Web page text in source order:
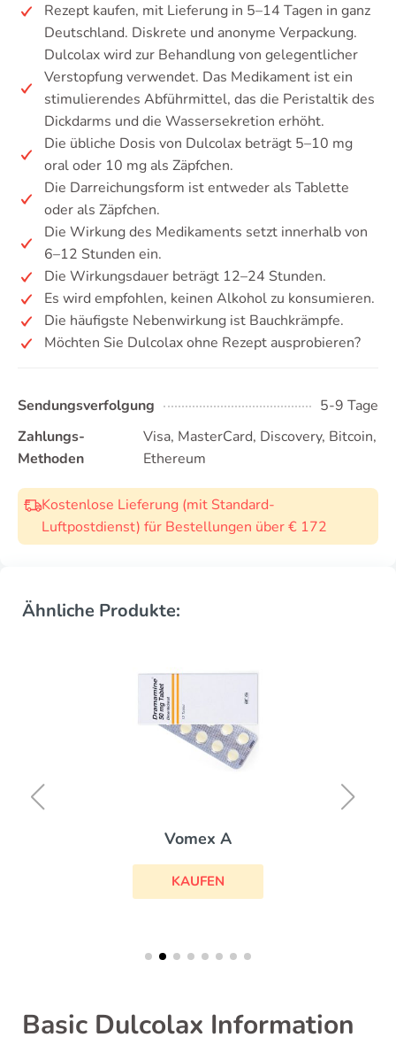
Rezept kaufen, mit Lieferung in 5–14 Tagen in ganz
Deutschland. Diskrete und anonyme Verpackung.
Dulcolax wird zur Behandlung von gelegentlicher
Verstopfung verwendet. Das Medikament ist ein
stimulierendes Abführmittel, das die Peristaltik des
Dickdarms und die Wassersekretion erhöht.
Die übliche Dosis von Dulcolax beträgt 5–10 mg
oral oder 10 mg als Zäpfchen.
Die Darreichungsform ist entweder als Tablette
oder als Zäpfchen.
Die Wirkung des Medikaments setzt innerhalb von
6–12 Stunden ein.
Die Wirkungsdauer beträgt 12–24 Stunden.
Es wird empfohlen, keinen Alkohol zu konsumieren.
Die häufigste Nebenwirkung ist Bauchkrämpfe.
Möchten Sie Dulcolax ohne Rezept ausprobieren?
Sendungsverfolgung
5-9 Tage
Zahlungs-
Methoden
Visa, MasterCard, Discovery, Bitcoin,
Ethereum
Kostenlose Lieferung (mit Standard-
Luftpostdienst) für Bestellungen über € 172
Ähnliche Produkte:
Vomex A
KAUFEN
Basic Dulcolax Information